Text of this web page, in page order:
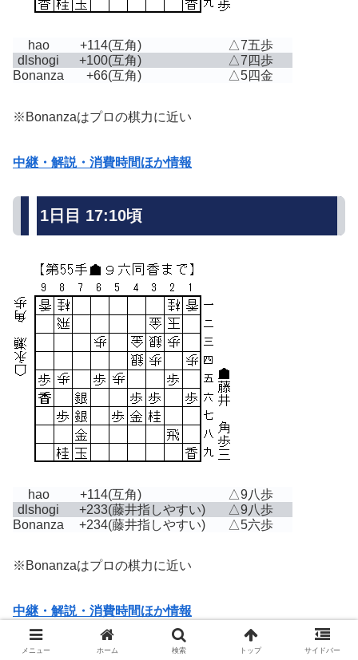
hao +114(互角)
△7五歩
dlshogi
+100(互角)
△7四歩
Bonanza
+66(互角) △5四金
※Bonanzaはプロの棋力に近い
中継・解説・消費時間ほか情報
1日目 17:10頃
hao +114(互角)
△9八歩
dlshogi
+233(藤井指しやすい)
△9八歩
Bonanza
+234(藤井指しやすい) △5六歩
※Bonanzaはプロの棋力に近い
中継・解説・消費時間ほか情報
メニュー ホーム 検索 トップ サイドバー